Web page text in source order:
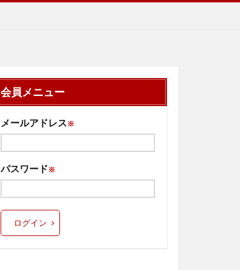
会員メニュー
メールアドレス※
パスワード※
ログイン